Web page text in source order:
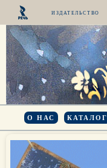
ИЗДАТЕЛЬСТВО
О НАС КАТАЛОГ